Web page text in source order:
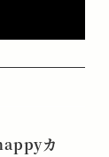
カ